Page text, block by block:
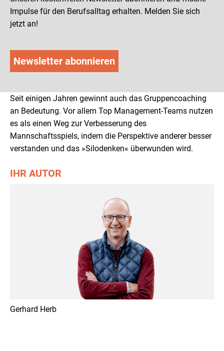
Impulse für den Berufsalltag erhalten. Melden Sie sich
jetzt an!
Newsletter abonnieren
Seit einigen Jahren gewinnt auch das Gruppencoaching
an Bedeutung. Vor allem Top Management-Teams nutzen
es als einen Weg zur Verbesserung des
Mannschaftsspiels, indem die Perspektive anderer besser
verstanden und das »Silodenken« überwunden wird.
IHR AUTOR
> Top-Führungskräfte Sparringspartner | Coach
> Coach für psychologische Fragstellungen in der
> Moderation von Geschäftsleitungs-Klausuren
> Moderation von Konfliktklärungsprozessen
Gerhard Herb